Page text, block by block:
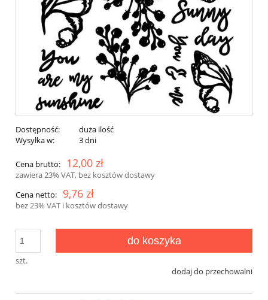
Dostępność:
duża ilość
Wysyłka w:
3 dni
Cena brutto: 12,00 zł
zawiera 23% VAT, bez kosztów dostawy
Cena netto:
9,76 zł
bez 23% VAT i kosztów dostawy
szt.
do koszyka
dodaj do przechowalni